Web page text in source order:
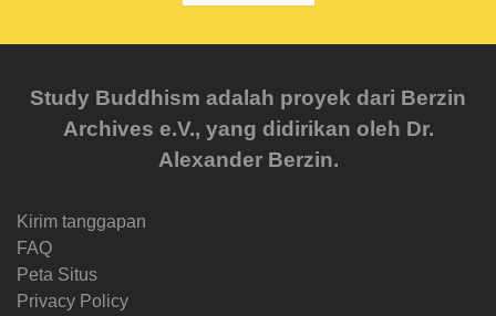
Study Buddhism adalah proyek dari Berzin
Archives e.V., yang didirikan oleh Dr.
Alexander Berzin.
Kirim tanggapan
FAQ
Peta Situs
Privacy Policy